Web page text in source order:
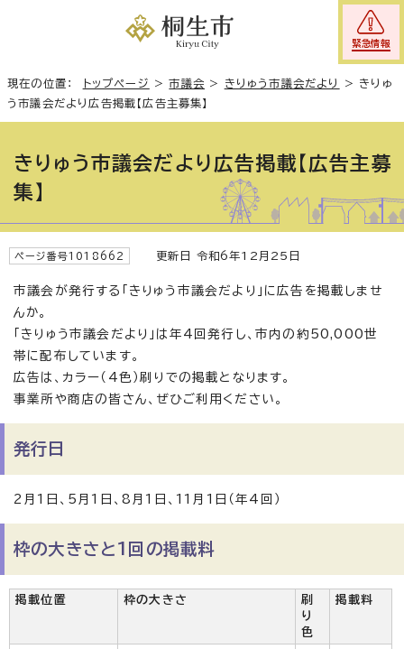
緊急情報
現在の位置： トップページ >市議会 > きりゅう市議会だより > きりゅ
う市議会だより広告掲載【広告主募集】
きりゅう市議会だより広告掲載【広告主募
集】
ページ番号1018662 更新日 令和6年12月25日
市議会が発行する「きりゅう市議会だより」に広告を掲載しませ
んか。
「きりゅう市議会だより」は年4回発行し、市内の約50,000世
帯に配布しています。
広告は、カラー（4色）刷りでの掲載となります。
事業所や商店の皆さん、ぜひご利用ください。
発行日
2月1日、5月1日、8月1日、11月1日（年4回）
枠の大きさと1回の掲載料
掲載位置 枠の大きさ
刷
り
色
掲載料